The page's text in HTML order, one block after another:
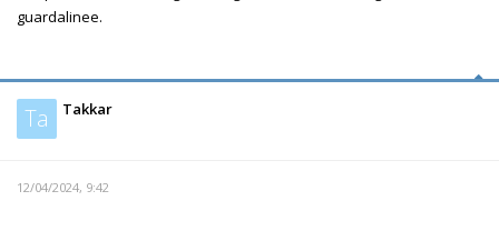
guardalinee.
Ta Takkar
12/04/2024, 9:42